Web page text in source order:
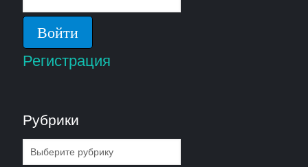
Регистрация
Рубрики
Рубрики